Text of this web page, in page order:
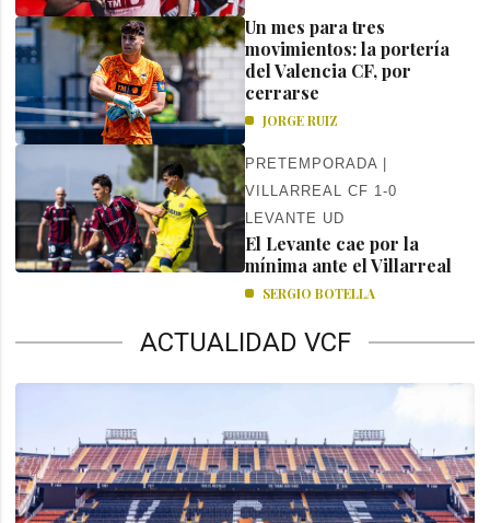
Un mes para tres
movimientos: la portería
del Valencia CF, por
cerrarse
JORGE RUIZ
PRETEMPORADA |
VILLARREAL CF 1-0
LEVANTE UD
El Levante cae por la
mínima ante el Villarreal
SERGIO BOTELLA
ACTUALIDAD VCF